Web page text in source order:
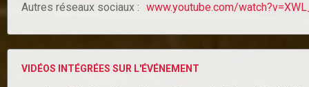
Autres réseaux sociaux : www.youtube.com/
VIDÉOS INTÉGRÉES SUR L'ÉVÉNEMENT